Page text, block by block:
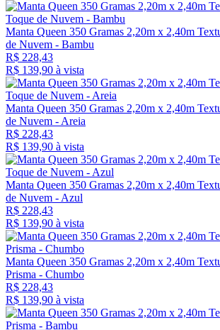
Manta Queen 350 Gramas 2,20m x 2,40m
de Nuvem - Bambu
R$ 228,43
R$ 139,90 à vista
Manta Queen 350 Gramas 2,20m x 2,40m
de Nuvem - Areia
R$ 228,43
R$ 139,90 à vista
Manta Queen 350 Gramas 2,20m x 2,40m
de Nuvem - Azul
R$ 228,43
R$ 139,90 à vista
Manta Queen 350 Gramas 2,20m x 2,40m
Prisma - Chumbo
R$ 228,43
R$ 139,90 à vista